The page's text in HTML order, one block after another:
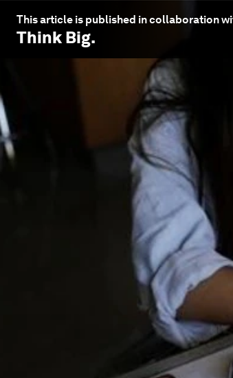
This article is published in collaboration
Think Big.